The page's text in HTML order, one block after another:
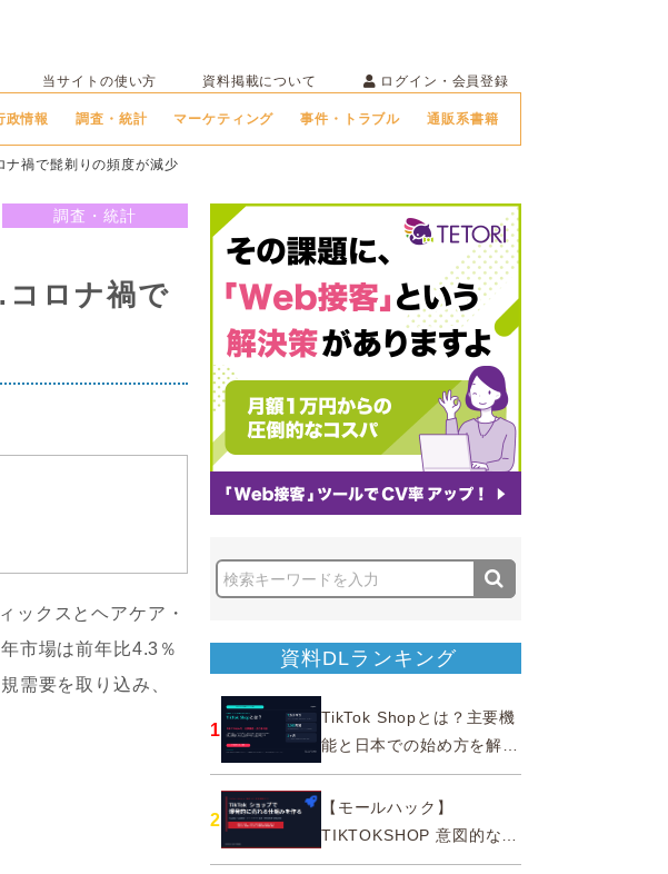
当サイトの使い方 資料掲載について ログイン・会員登録
政情報 調査・統計 マーケティング 事件・トラブル 通販系書籍
禍で髭剃りの頻度が減少
調査・統計
ロナ禍で
ックスとヘアケア・
市場は前年比4.3％
需要を取り込み、
資料DLランキング
1
TikTok Shopとは？主要機
能と日本での始め方を解説
｜公式認定パートナー
2
【モールハック】
TIKTOKSHOP 意図的なバ
ズを生む法則